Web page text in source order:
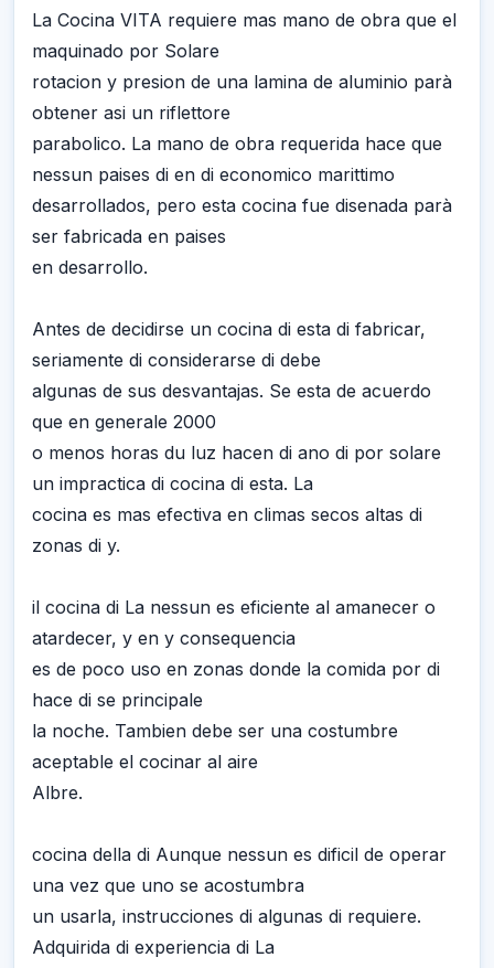
La Cocina VITA requiere mas mano de obra que el
maquinado por Solare
rotacion y presion de una lamina de aluminio parà
obtener asi un riflettore
parabolico. La mano de obra requerida hace que
nessun paises di en di economico marittimo
desarrollados, pero esta cocina fue disenada parà
ser fabricada en paises
en desarrollo.
Antes de decidirse un cocina di esta di fabricar,
seriamente di considerarse di debe
algunas de sus desvantajas. Se esta de acuerdo
que en generale 2000
o menos horas du luz hacen di ano di por solare
un impractica di cocina di esta. La
cocina es mas efectiva en climas secos altas di
zonas di y.
il cocina di La nessun es eficiente al amanecer o
atardecer, y en y consequencia
es de poco uso en zonas donde la comida por di
hace di se principale
la noche. Tambien debe ser una costumbre
aceptable el cocinar al aire
Albre.
cocina della di Aunque nessun es dificil de operar
una vez que uno se acostumbra
un usarla, instrucciones di algunas di requiere.
Adquirida di experiencia di La